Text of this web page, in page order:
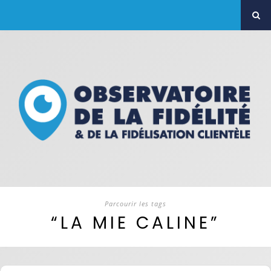
Parcourir les tags
“LA MIE CALINE”